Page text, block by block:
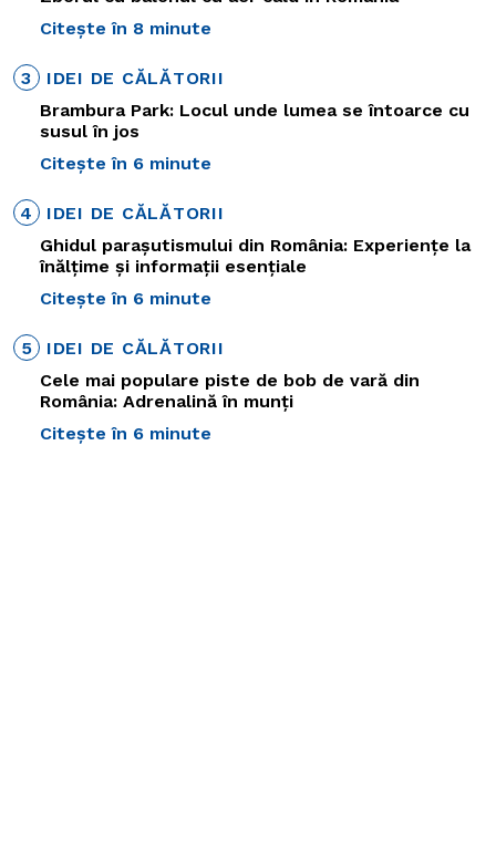
Citește în 8 minute
3
IDEI DE CĂLĂTORII
Brambura Park: Locul unde lumea se întoarce cu
susul în jos
Citește în 6 minute
4
IDEI DE CĂLĂTORII
Ghidul parașutismului din România: Experiențe la
înălțime și informații esențiale
Citește în 6 minute
5
IDEI DE CĂLĂTORII
Cele mai populare piste de bob de vară din
România: Adrenalină în munți
Citește în 6 minute